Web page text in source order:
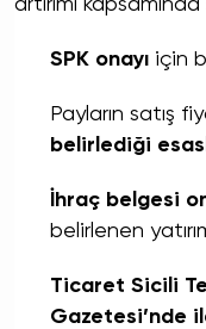
SPK onayı için
Payların satış
belirlediği
İhraç belgesi
belirlenen
Ticaret Sicili
Gazetesi’nde